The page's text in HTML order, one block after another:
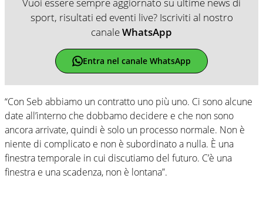
sport, risultati ed eventi live? Iscriviti al nostro
canaleWhatsApp
Entra nel canale WhatsApp
“Con Seb abbiamo un contratto uno più uno. Ci sono alcune
date all’interno che dobbamo decidere e che non sono
ancora arrivate, quindi è solo un processo normale. Non è
niente di complicato e non è subordinato a nulla. È una
finestra temporale in cui discutiamo del futuro. C’è una
finestra e una scadenza, non è lontana”.